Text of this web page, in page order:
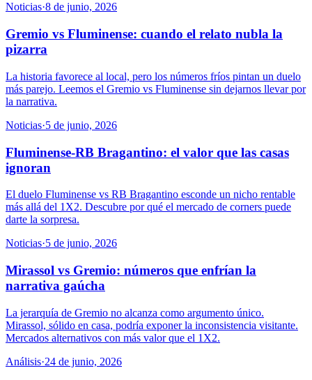
Noticias·8 de junio, 2026
Gremio vs Fluminense: cuando el relato nubla la
pizarra
La historia favorece al local, pero los números fríos pintan un duelo
más parejo. Leemos el Gremio vs Fluminense sin dejarnos llevar por
la narrativa.
Noticias·5 de junio, 2026
Fluminense-RB Bragantino: el valor que las casas
ignoran
El duelo Fluminense vs RB Bragantino esconde un nicho rentable
más allá del 1X2. Descubre por qué el mercado de corners puede
darte la sorpresa.
Noticias·5 de junio, 2026
Mirassol vs Gremio: números que enfrían la
narrativa gaúcha
La jerarquía de Gremio no alcanza como argumento único.
Mirassol, sólido en casa, podría exponer la inconsistencia visitante.
Mercados alternativos con más valor que el 1X2.
Análisis·24 de junio, 2026